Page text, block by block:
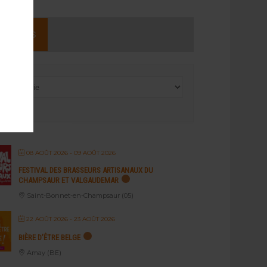
08 AOÛT 2026 - 09 AOÛT 2026
FESTIVAL DES BRASSEURS ARTISANAUX DU
CHAMPSAUR ET VALGAUDEMAR
Saint-Bonnet-en-Champsaur (05)
22 AOÛT 2026 - 23 AOÛT 2026
BIÈRE D’ÊTRE BELGE
Amay (BE)